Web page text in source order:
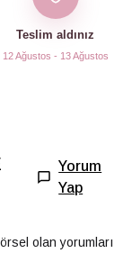
Teslim aldınız
12 Ağustos - 13 Ağustos
Yorum
Yap
olan yorumları